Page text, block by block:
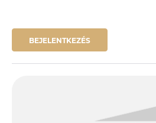
BEJELENTKEZÉS